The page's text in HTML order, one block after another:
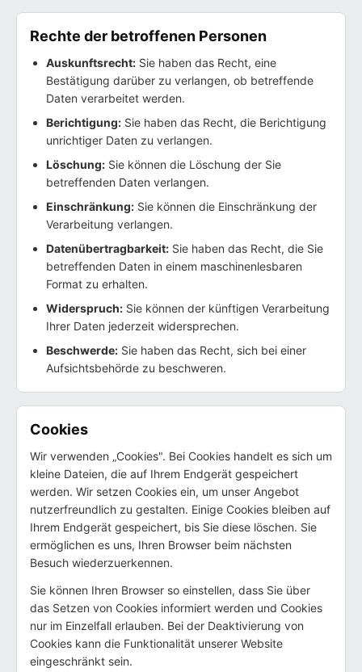
Rechte der betroffenen Personen
Auskunftsrecht: Sie haben das Recht, eine
Bestätigung darüber zu verlangen, ob betreffende
Daten verarbeitet werden.
Berichtigung: Sie haben das Recht, die Berichtigung
unrichtiger Daten zu verlangen.
Löschung: Sie können die Löschung der Sie
betreffenden Daten verlangen.
Einschränkung: Sie können die Einschränkung der
Verarbeitung verlangen.
Datenübertragbarkeit: Sie haben das Recht, die Sie
betreffenden Daten in einem maschinenlesbaren
Format zu erhalten.
Widerspruch: Sie können der künftigen Verarbeitung
Ihrer Daten jederzeit widersprechen.
Beschwerde: Sie haben das Recht, sich bei einer
Aufsichtsbehörde zu beschweren.
Cookies
Wir verwenden „Cookies". Bei Cookies handelt es sich um
kleine Dateien, die auf Ihrem Endgerät gespeichert
werden. Wir setzen Cookies ein, um unser Angebot
nutzerfreundlich zu gestalten. Einige Cookies bleiben auf
Ihrem Endgerät gespeichert, bis Sie diese löschen. Sie
ermöglichen es uns, Ihren Browser beim nächsten
Besuch wiederzuerkennen.
Sie können Ihren Browser so einstellen, dass Sie über
das Setzen von Cookies informiert werden und Cookies
nur im Einzelfall erlauben. Bei der Deaktivierung von
Cookies kann die Funktionalität unserer Website
eingeschränkt sein.